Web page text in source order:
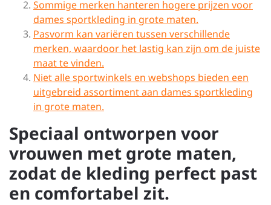
Sommige merken hanteren hogere prijzen voor
dames sportkleding in grote maten.
Pasvorm kan variëren tussen verschillende
merken, waardoor het lastig kan zijn om de juiste
maat te vinden.
Niet alle sportwinkels en webshops bieden een
uitgebreid assortiment aan dames sportkleding
in grote maten.
Speciaal ontworpen voor
vrouwen met grote maten,
zodat de kleding perfect past
en comfortabel zit.